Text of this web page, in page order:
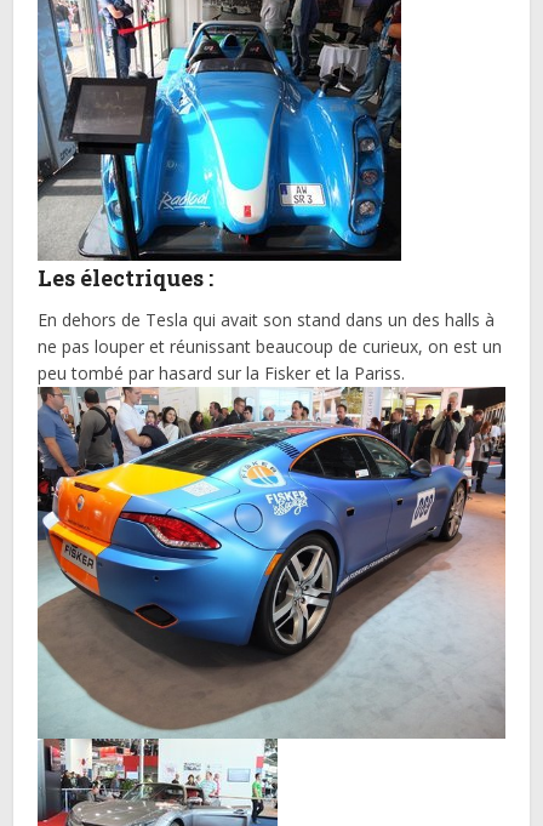
Les électriques :
En dehors de Tesla qui avait son stand dans un des halls à
ne pas louper et réunissant beaucoup de curieux, on est un
peu tombé par hasard sur la Fisker et la Pariss.